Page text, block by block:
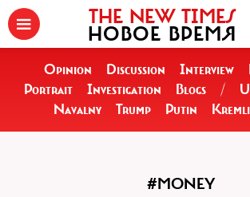
THE NEW TIMES
НОВОЕ ВРЕМЯ
Opinion Discussion Interview
Portrait
Investigation Blogs /
Navalny
Trump Putin
#MONEY